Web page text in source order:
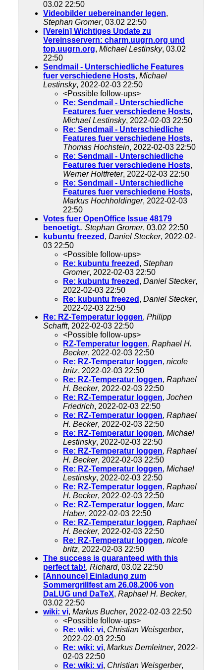
03.02 22:50
Videobilder uebereinander legen,
Stephan Gromer, 03.02 22:50
[Verein] Wichtiges Update zu
Vereinsservern: charm.uugrn.org und
top.uugrn.org, Michael Lestinsky, 03.02
22:50
Sendmail - Unterschiedliche Features
fuer verschiedene Hosts, Michael
Lestinsky, 2022-02-03 22:50
<Possible follow-ups>
Re: Sendmail - Unterschiedliche
Features fuer verschiedene Hosts,
Michael Lestinsky, 2022-02-03 22:50
Re: Sendmail - Unterschiedliche
Features fuer verschiedene Hosts,
Thomas Hochstein, 2022-02-03 22:50
Re: Sendmail - Unterschiedliche
Features fuer verschiedene Hosts,
Werner Holtfreter, 2022-02-03 22:50
Re: Sendmail - Unterschiedliche
Features fuer verschiedene Hosts,
Markus Hochholdinger, 2022-02-03
22:50
Votes fuer OpenOffice Issue 48179
benoetigt., Stephan Gromer, 03.02 22:50
kubuntu freezed , Daniel Stecker, 2022-02-
03 22:50
<Possible follow-ups>
Re: kubuntu freezed , Stephan
Gromer, 2022-02-03 22:50
Re: kubuntu freezed , Daniel Stecker,
2022-02-03 22:50
Re: kubuntu freezed , Daniel Stecker,
2022-02-03 22:50
Re: RZ-Temperatur loggen, Philipp
Schafft, 2022-02-03 22:50
<Possible follow-ups>
RZ-Temperatur loggen, Raphael H.
Becker, 2022-02-03 22:50
Re: RZ-Temperatur loggen, nicole
britz, 2022-02-03 22:50
Re: RZ-Temperatur loggen, Raphael
H. Becker, 2022-02-03 22:50
Re: RZ-Temperatur loggen, Jochen
Friedrich, 2022-02-03 22:50
Re: RZ-Temperatur loggen, Raphael
H. Becker, 2022-02-03 22:50
Re: RZ-Temperatur loggen, Michael
Lestinsky, 2022-02-03 22:50
Re: RZ-Temperatur loggen, Raphael
H. Becker, 2022-02-03 22:50
Re: RZ-Temperatur loggen, Michael
Lestinsky, 2022-02-03 22:50
Re: RZ-Temperatur loggen, Raphael
H. Becker, 2022-02-03 22:50
Re: RZ-Temperatur loggen, Marc
Haber, 2022-02-03 22:50
Re: RZ-Temperatur loggen, Raphael
H. Becker, 2022-02-03 22:50
Re: RZ-Temperatur loggen, nicole
britz, 2022-02-03 22:50
The success is guaranteed with this
perfect tab!, Richard, 03.02 22:50
[Announce] Einladung zum
Sommergrillfest am 26.08.2006 von
DaLUG und DaTeX, Raphael H. Becker,
03.02 22:50
wiki: vi, Markus Bucher, 2022-02-03 22:50
<Possible follow-ups>
Re: wiki: vi, Christian Weisgerber,
2022-02-03 22:50
Re: wiki: vi, Markus Demleitner, 2022-
02-03 22:50
Re: wiki: vi, Christian Weisgerber,